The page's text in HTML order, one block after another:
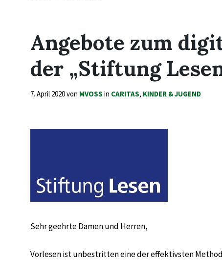
Angebote zum
der „Stiftung
7. April 2020von MVOSS in CARITAS, KINDER & JUGEND
Sehr geehrte Damen und Herren,
Vorlesen ist unbestritten eine der effektivsten